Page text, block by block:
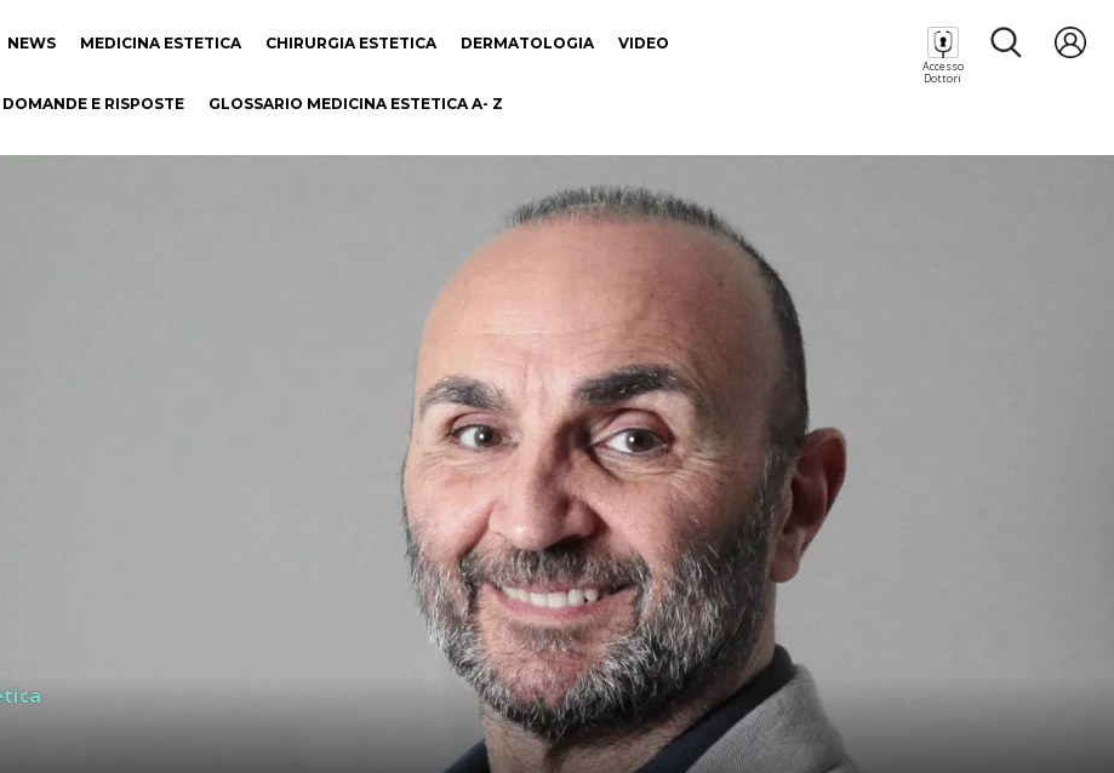
NEWS MEDICINA ESTETICA CHIRURGIA ESTETICA DERMATOLOGIA VIDEO
DOMANDE E RISPOSTE GLOSSARIO MEDICINA ESTETICA A- Z
Accesso
Dottori